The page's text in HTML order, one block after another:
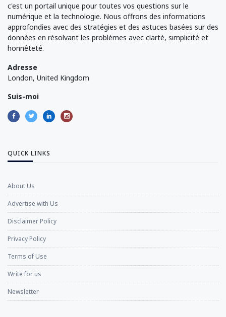
c'est un portail unique pour toutes vos questions sur le
numérique et la technologie. Nous offrons des informations
approfondies avec des stratégies et des astuces basées sur des
données en résolvant les problèmes avec clarté, simplicité et
honnêteté.
Adresse
London, United Kingdom
Suis-moi
QUICK LINKS
About Us
Advertise with Us
Disclaimer Policy
Privacy Policy
Terms of Use
Write for us
Newsletter